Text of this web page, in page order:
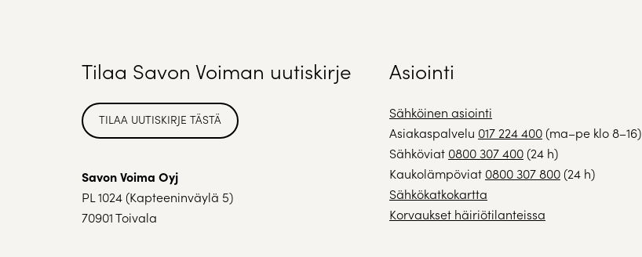
Tilaa Savon Voiman uutiskirje
TILAA UUTISKIRJE TÄSTÄ
Savon Voima Oyj
PL 1024 (Kapteeninväylä 5)
70901 Toivala
Asiointi
Sähköinen asiointi
Asiakaspalvelu 017 224 400(ma–pe klo 8–16)
Sähköviat 0800 307 400(24 h)
Kaukolämpöviat 0800 307 800(24 h)
Sähkökatkokartta
Korvaukset häiriötilanteissa